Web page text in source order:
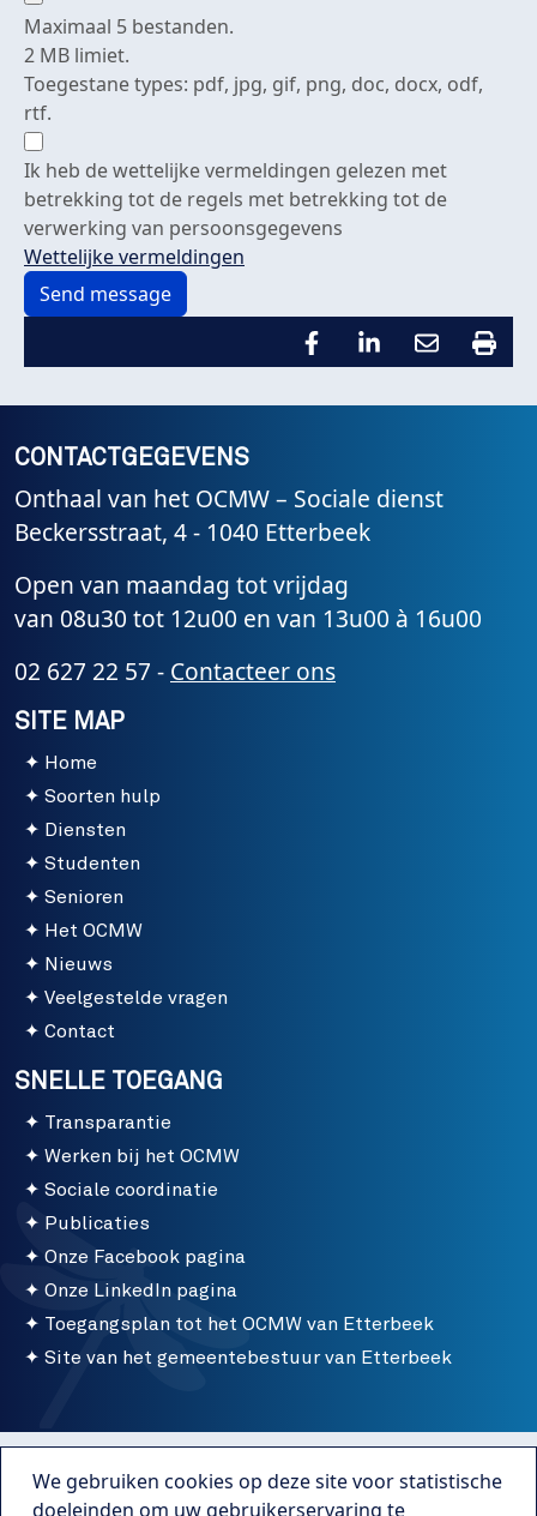
Maximaal 5 bestanden.
2 MB limiet.
Toegestane types: pdf, jpg, gif, png, doc, docx, odf,
rtf.
Ik heb de wettelijke vermeldingen gelezen met
betrekking tot de regels met betrekking tot de
verwerking van persoonsgegevens
Wettelijke vermeldingen
CONTACTGEGEVENS
Onthaal van het OCMW – Sociale dienst
Beckersstraat, 4 - 1040 Etterbeek
Open van maandag tot vrijdag
van 08u30 tot 12u00 en van 13u00 à 16u00
02 627 22 57 - Contacteer ons
SITE MAP
Home
Soorten hulp
Diensten
Studenten
Senioren
Het OCMW
Nieuws
Veelgestelde vragen
Contact
SNELLE TOEGANG
Transparantie
Werken bij het OCMW
Sociale coordinatie
Publicaties
Onze Facebook pagina
Onze LinkedIn pagina
Toegangsplan tot het OCMW van Etterbeek
Site van het gemeentebestuur van Etterbeek
Menu bottom
Publicaties
We gebruiken cookies op deze site voor statistische
doeleinden om uw gebruikerservaring te